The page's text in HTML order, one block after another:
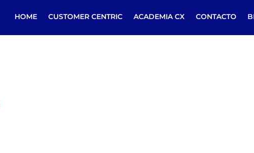
HOME CUSTOMER CENTRIC ACADEMIA CX CONTACTO